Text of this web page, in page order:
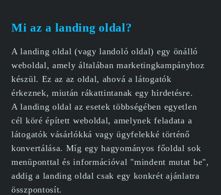
Mi az a landing oldal?
A landing oldal (vagy landoló oldal) egy önálló
weboldal, amely általában marketingkampányhoz
készül. Ez az az oldal, ahová a látogatók
érkeznek, miután rákattintanak egy hirdetésre.
A landing oldal az esetek többségében egyetlen
cél köré épített weboldal, amelynek feladata a
látogatók vásárlókká vagy ügyfelekké történő
konvertálása. Míg egy hagyományos főoldal sok
menüponttal és információval "mindent mutat be",
addig a landing oldal csak egy konkrét ajánlatra
összpontosít.